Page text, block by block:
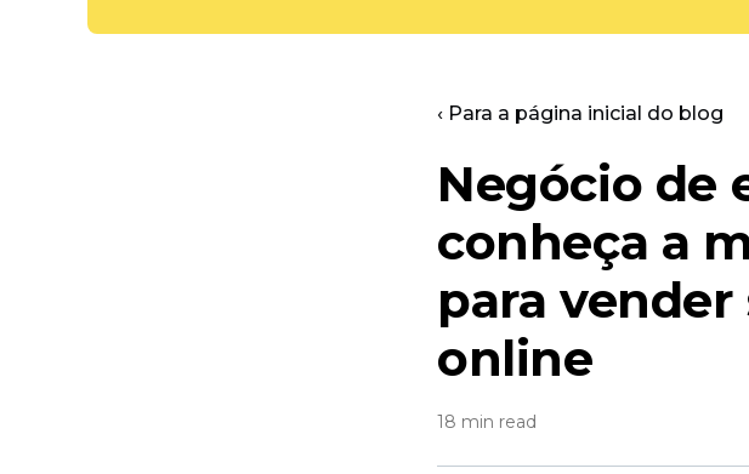
‹ Para a página inicial do blog
Negócio de
conheça a
para vender
online
18 min read